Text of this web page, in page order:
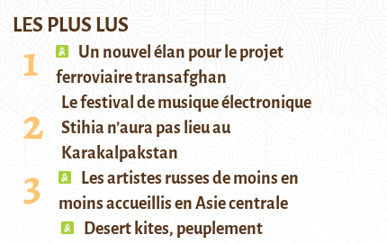
LES PLUS LUS
Un nouvel élan pour le projet
ferroviaire transafghan
Le festival de musique électronique
Stihia n’aura pas lieu au
Karakalpakstan
Les artistes russes de moins en
moins accueillis en Asie centrale
Desert kites, peuplement